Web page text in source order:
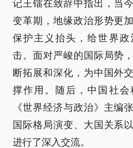
记王镭在致辞中指出，当
变革期，地缘政治形势更
保护主义抬头，给世界
击。面对严峻的国际局势
断拓展和深化，为中国外
撑作用。随后，中国社会
《世界经济与政治》主编
国际格局演变、大国关系
进行了深入交流。